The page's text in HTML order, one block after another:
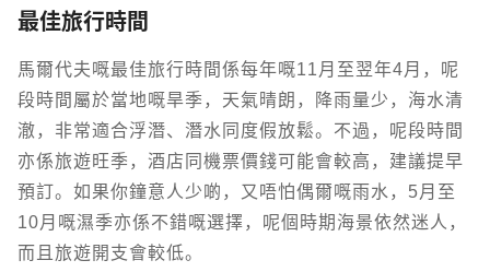
最佳旅行時間
馬爾代夫嘅最佳旅行時間係每年嘅11月至翌年4月，呢
段時間屬於當地嘅旱季，天氣晴朗，降雨量少，海水清
澈，非常適合浮潛、潛水同度假放鬆。不過，呢段時間
亦係旅遊旺季，酒店同機票價錢可能會較高，建議提早
預訂。如果你鐘意人少啲，又唔怕偶爾嘅雨水，5月至
10月嘅濕季亦係不錯嘅選擇，呢個時期海景依然迷人，
而且旅遊開支會較低。